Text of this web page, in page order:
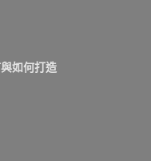
如何打造